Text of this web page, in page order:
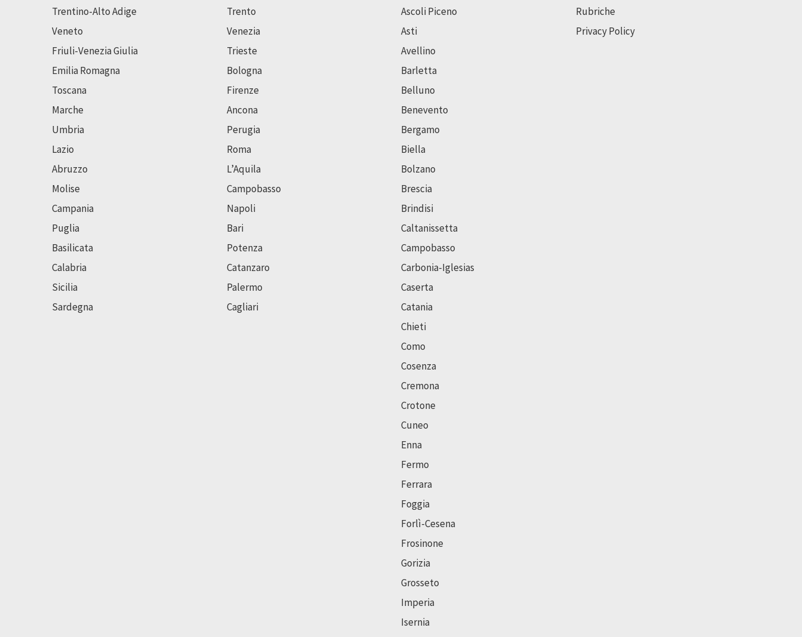
Trentino-Alto Adige
Veneto
Friuli-Venezia Giulia
Emilia Romagna
Toscana
Marche
Umbria
Lazio
Abruzzo
Molise
Campania
Puglia
Basilicata
Calabria
Sicilia
Sardegna
Trento
Venezia
Trieste
Bologna
Firenze
Ancona
Perugia
Roma
L’Aquila
Campobasso
Napoli
Bari
Potenza
Catanzaro
Palermo
Cagliari
Ascoli Piceno
Asti
Avellino
Barletta
Belluno
Benevento
Bergamo
Biella
Bolzano
Brescia
Brindisi
Caltanissetta
Campobasso
Carbonia-Iglesias
Caserta
Catania
Chieti
Como
Cosenza
Cremona
Crotone
Cuneo
Enna
Fermo
Ferrara
Foggia
Forlì-Cesena
Frosinone
Gorizia
Grosseto
Imperia
Isernia
Rubriche
Privacy Policy